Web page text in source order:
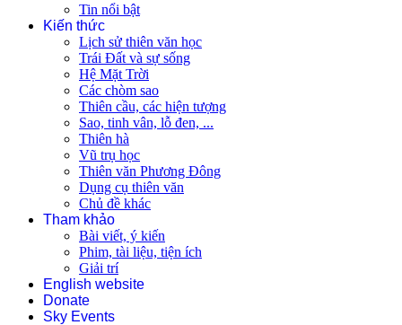
Tin nổi bật
Kiến thức
Lịch sử thiên văn học
Trái Đất và sự sống
Hệ Mặt Trời
Các chòm sao
Thiên cầu, các hiện tượng
Sao, tinh vân, lỗ đen, ...
Thiên hà
Vũ trụ học
Thiên văn Phương Đông
Dụng cụ thiên văn
Chủ đề khác
Tham khảo
Bài viết, ý kiến
Phim, tài liệu, tiện ích
Giải trí
English website
Donate
Sky Events